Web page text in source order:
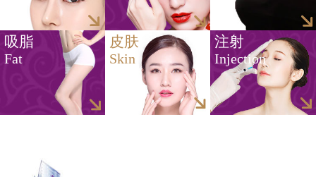
吸脂
Fat
皮肤
Skin
注射
Injection